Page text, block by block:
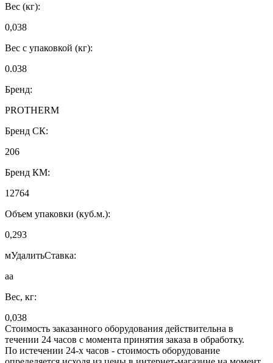
Вес (кг):
0,038
Вес с упаковкой (кг):
0.038
Бренд:
PROTHERM
Бренд СК:
206
Бренд КМ:
12764
Объем упаковки (куб.м.):
0,293
мУдалитьСтавка:
аа
Вес, кг:
0,038
Стоимость заказанного оборудования действительна в
течении 24 часов с момента принятия заказа в обработку.
По истечении 24-х часов - стоимость оборудование